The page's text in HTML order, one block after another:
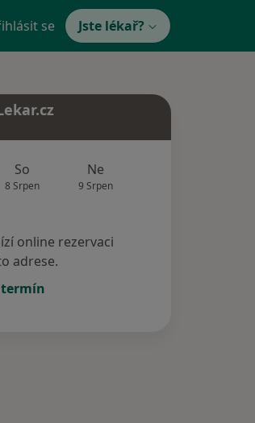
se Jste lékař?
So
8 Srpen
Ne
9 Srpen
online rezervaci
adrese.
termín